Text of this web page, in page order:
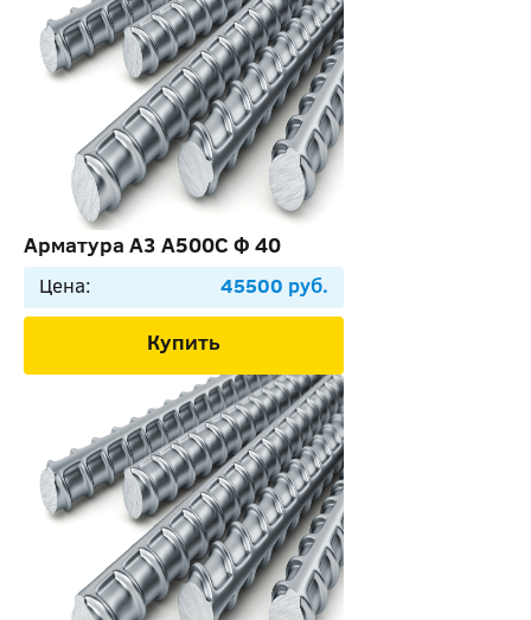
Арматура А3 А500С Ф 40
Цена: 45500 руб.
Купить